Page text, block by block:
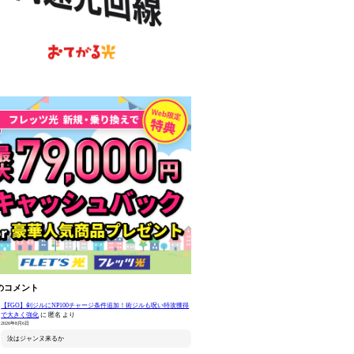
コメント
【FGO】剣ジルにNP100チャージ条件追加！術ジルも呪い特攻獲得
で大きく強化 に 匿名 より
2026年8月6日
汝はジャンヌ来るか